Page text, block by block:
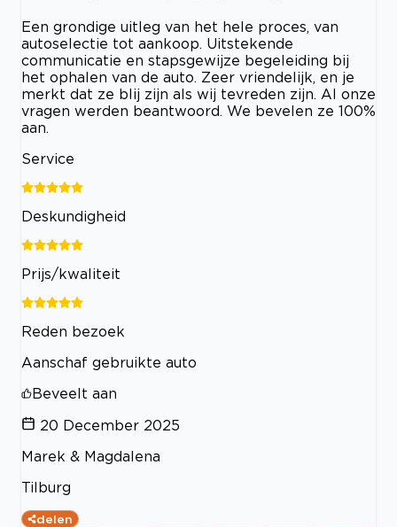
Een grondige uitleg van het hele proces, van
autoselectie tot aankoop. Uitstekende
communicatie en stapsgewijze begeleiding bij
het ophalen van de auto. Zeer vriendelijk, en je
merkt dat ze blij zijn als wij tevreden zijn. Al onze
vragen werden beantwoord. We bevelen ze 100%
aan.
Service
Deskundigheid
Prijs/kwaliteit
Reden bezoek
Aanschaf gebruikte auto
Beveelt aan
20 December 2025
Marek & Magdalena
Tilburg
delen